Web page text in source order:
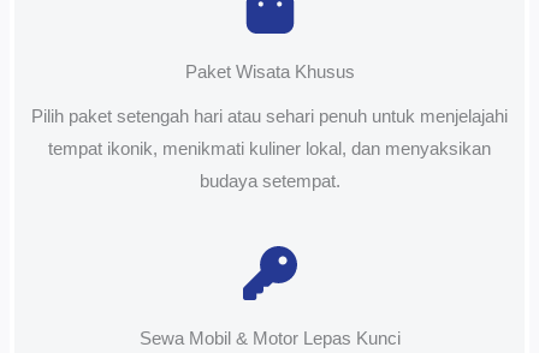
Paket Wisata Khusus
Pilih paket setengah hari atau sehari penuh untuk menjelajahi
tempat ikonik, menikmati kuliner lokal, dan menyaksikan
budaya setempat.
Sewa Mobil & Motor Lepas Kunci